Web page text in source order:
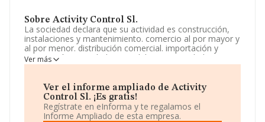
Sobre Activity Control Sl.
La sociedad declara que su actividad es construcción,
instalaciones y mantenimiento. comercio al por mayor y
al por menor. distribución comercial. importación y
exportación. actividades inmobiliarias. actividades
profesionales. industrias manufactureras y textiles. etc.
actividad de referencia CNAE corresponde a
'Explotación de caballos y otros equinos', cuyo Código
es 0143. La sociedad no tiene actividad en mercados
exteriores.
Ver más
Ver el informe ampliado de Activity
Control Sl. ¡Es gratis!
Regístrate en eInforma y te regalamos el
Informe Ampliado de esta empresa.